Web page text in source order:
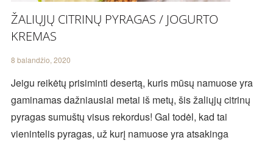
ŽALIŲJŲ CITRINŲ PYRAGAS / JOGURTO
KREMAS
8 balandžio, 2020
Jeigu reikėtų prisiminti desertą, kuris mūsų namuose yra
gaminamas dažniausiai metai iš metų, šis žaliųjų citrinų
pyragas sumuštų visus rekordus! Gal todėl, kad tai
vienintelis pyragas, už kurį namuose yra atsakinga